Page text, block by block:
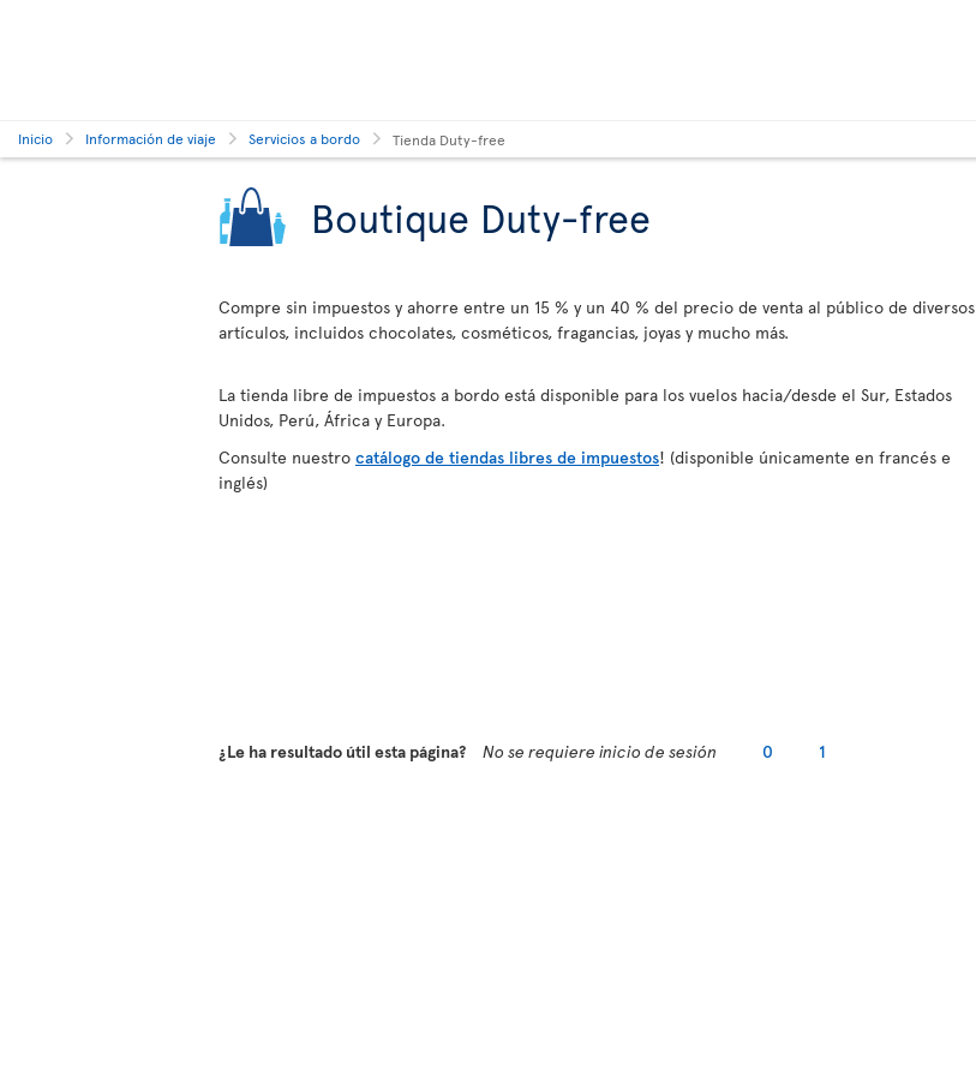
Inicio Información de viaje Servicios a bordo Tienda Duty-free
Boutique Duty-free
Compre sin impuestos y ahorre entre un 15 % y un 40 % del precio de venta al público de diversos
artículos, incluidos chocolates, cosméticos, fragancias, joyas y mucho más.
La tienda libre de impuestos a bordo está disponible para los vuelos hacia/desde el Sur, Estados
Unidos, Perú, África y Europa.
Consulte nuestro catálogo de tiendas libres de impuestos! (disponible únicamente en francés e
inglés)
¿Le ha resultado útil esta página? No se requiere inicio de sesión 0 1